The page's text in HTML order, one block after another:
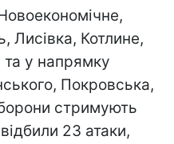
Лисівка, Котлине,
у напрямку
Покровська,
стримують
23 атаки,